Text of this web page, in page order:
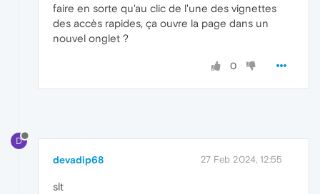
faire en sorte qu'au clic de l'une des vignettes
des accès rapides, ça ouvre la page dans un
nouvel onglet ?
0
D
devadip68 27 Feb 2024, 12:55
slt